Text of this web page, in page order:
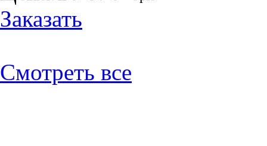
Заказать
Смотреть все